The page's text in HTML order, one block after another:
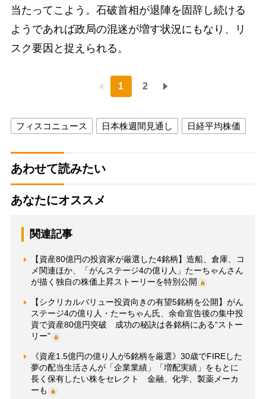
当たってこよう。石破首相が退陣を固辞し続ける
ようであれば政局の混迷が増す状況にもなり、リ
スク要因と捉えられる。
1 2
フィスコニュース 日本株週間見通し 日経平均株価
あわせて読みたい
あなたにオススメ
関連記事
【資産80億円の投資家が厳選した4銘柄】造船、倉庫、コ
メ関連ほか、「がんステージ4の億り人」たーちゃんさん
が描く独自の株価上昇ストーリーを特別公開
【シクリカルバリュー投資向きの有望5銘柄を公開】がん
ステージ4の億り人・たーちゃん氏、余命宣告後の集中投
資で資産80億円突破 成功の秘訣は各銘柄にある“ストー
リー”
《資産1.5億円の億り人が5銘柄を厳選》30歳でFIREした
夢の配当生活さんが「企業業績」「増配実績」をもとに
長く保有したい株をセレクト 金融、化学、製薬メーカ
ーも